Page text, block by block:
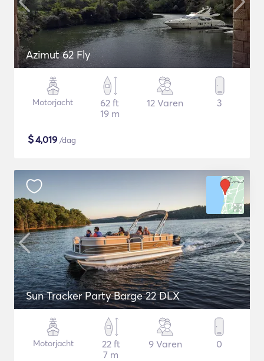
Azimut 62 Fly
Motorjacht
62 ft
19 m
12 Varen 3
$4,019 /dag
Sun Tracker Party Barge 22 DLX
Motorjacht
22 ft
7 m
9 Varen 0